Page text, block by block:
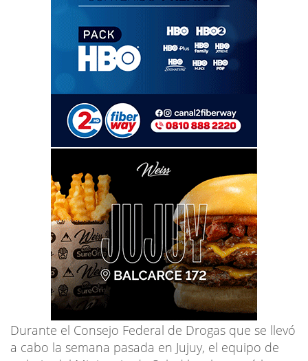
Durante el Consejo Federal de Drogas que se llevó
a cabo la semana pasada en Jujuy, el equipo de